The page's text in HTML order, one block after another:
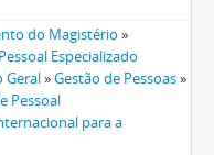
do Magistério »
Especializado
Geral»Gestão de Pessoas»
Pessoal
para a